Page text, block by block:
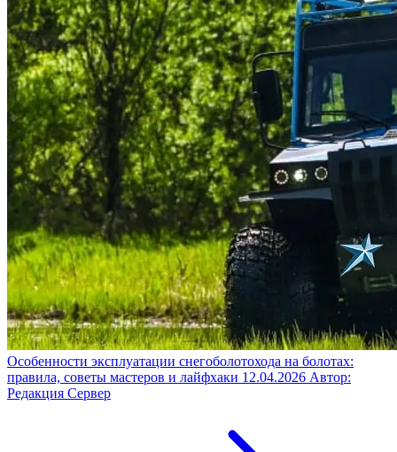
Особенности эксплуатации снегоболотохода на болотах:
правила, советы мастеров и лайфхаки 12.04.2026 Автор:
Редакция Сервер